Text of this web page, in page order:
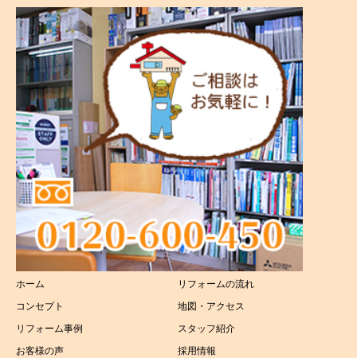
玄関リフォーム
防水工事
外壁塗装工事
屋根リフォーム
キッチンリフォーム
浴室リフォーム
トイレリフォーム
洗面所リフォーム
太陽光リフォーム
保土ヶ谷区
戸塚区
港南区
磯子区
その他
ホーム
コンセプト
リフォーム事例
お客様の声
リフォームの流れ
地図・アクセス
スタッフ紹介
採用情報